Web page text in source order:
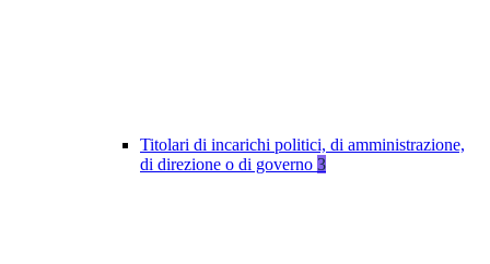
Titolari di incarichi politici, di amministrazione,
di direzione o di governo 3